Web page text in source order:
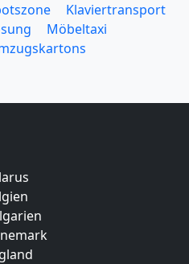
Klaviertransport
Möbeltaxi